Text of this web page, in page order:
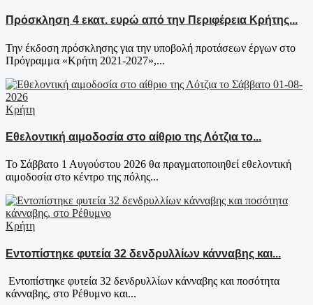
Πρόσκληση 4 εκατ. ευρώ από την Περιφέρεια Κρήτης...
Την έκδοση πρόσκλησης για την υποβολή προτάσεων έργων στο
Πρόγραμμα «Κρήτη 2021-2027»,...
Κρήτη
Εθελοντική αιμοδοσία στο αίθριο της Λότζια το...
Το Σάββατο 1 Αυγούστου 2026 θα πραγματοποιηθεί εθελοντική
αιμοδοσία στο κέντρο της πόλης...
Κρήτη
Εντοπίστηκε φυτεία 32 δενδρυλλίων κάνναβης και...
Εντοπίστηκε φυτεία 32 δενδρυλλίων κάνναβης και ποσότητα
κάνναβης, στο Ρέθυμνο και...